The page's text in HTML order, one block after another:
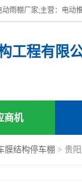
工程有限
商机
膜结构停车棚 > 贵